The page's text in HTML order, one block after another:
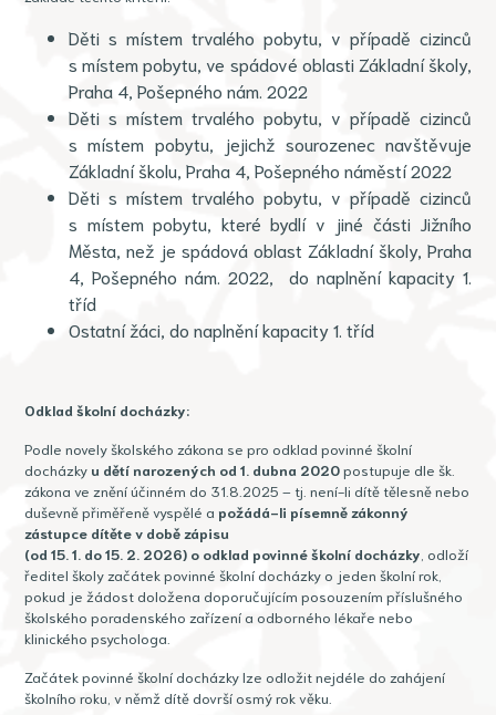
Děti s místem trvalého pobytu, v případě cizinců
s místem pobytu, ve spádové oblasti Základní školy,
Praha 4, Pošepného nám. 2022
Děti s místem trvalého pobytu, v případě cizinců
s místem pobytu, jejichž sourozenec navštěvuje
Základní školu, Praha 4, Pošepného náměstí 2022
Děti s místem trvalého pobytu, v případě cizinců
s místem pobytu, které bydlí v jiné části Jižního
Města, než je spádová oblast Základní školy, Praha
4, Pošepného nám. 2022, do naplnění kapacity 1.
tříd
Ostatní žáci, do naplnění kapacity 1. tříd
Odklad školní docházky:
Podle novely školského zákona se pro odklad povinné školní
docházky u dětí narozených od 1. dubna 2020postupuje dle šk.
zákona ve znění účinném do 31.8.2025 – tj. není-li dítě tělesně nebo
duševně přiměřeně vyspělé a požádá-li písemně zákonný
zástupce dítěte v době zápisu
(od 15. 1. do 15. 2. 2026) o odklad povinné školní docházky , odloží
ředitel školy začátek povinné školní docházky o jeden školní rok,
pokud je žádost doložena doporučujícím posouzením příslušného
školského poradenského zařízení a odborného lékaře nebo
klinického psychologa.
Začátek povinné školní docházky lze odložit nejdéle do zahájení
školního roku, v němž dítě dovrší osmý rok věku.